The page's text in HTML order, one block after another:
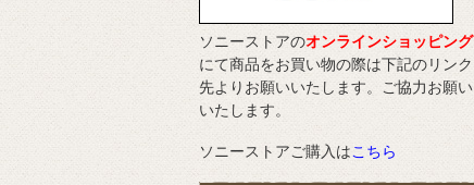
ソニーストアのオンラインショッピング
にて商品をお買い物の際は下記のリンク
先よりお願いいたします。ご協力お願い
いたします。
ソニーストアご購入はこちら